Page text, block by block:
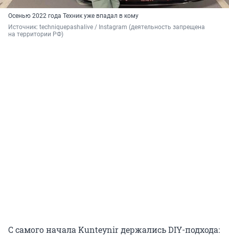
Осенью 2022 года Техник уже впадал в кому
Источник: techniquepashalive / Instagram (деятельность запрещена
на территории РФ)
С самого начала Kunteynir держались DIY-подхода: